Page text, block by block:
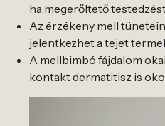
ha megerőltető
Az érzékeny mell
jelentkezhet a tejet
A mellbimbó fájdalom
kontakt dermatitisz is